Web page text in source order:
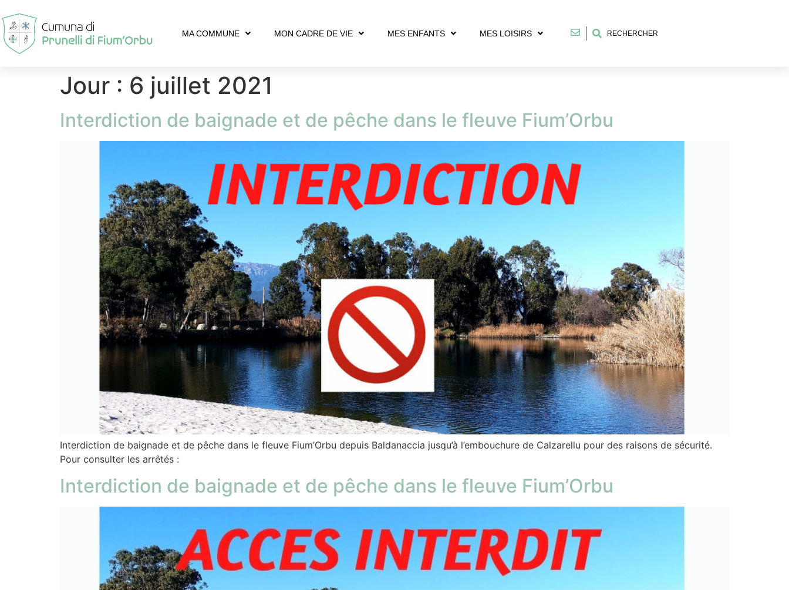
MA COMMUNE MON CADRE DE VIE MES ENFANTS MES LOISIRS RECHERCHER
Jour : 6 juillet 2021
Interdiction de baignade et de pêche dans le fleuve Fium’Orbu
Interdiction de baignade et de pêche dans le fleuve Fium’Orbu depuis Baldanaccia jusqu’à l’embouchure de Calzarellu pour des raisons de sécurité.
Pour consulter les arrêtés :
Interdiction de baignade et de pêche dans le fleuve Fium’Orbu